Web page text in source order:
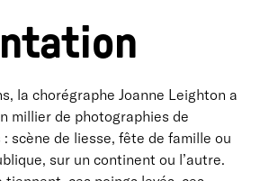
la chorégraphe Joanne Leighton a
millier de photographies de
scène de liesse, fête de famille ou
sur un continent ou l’autre.